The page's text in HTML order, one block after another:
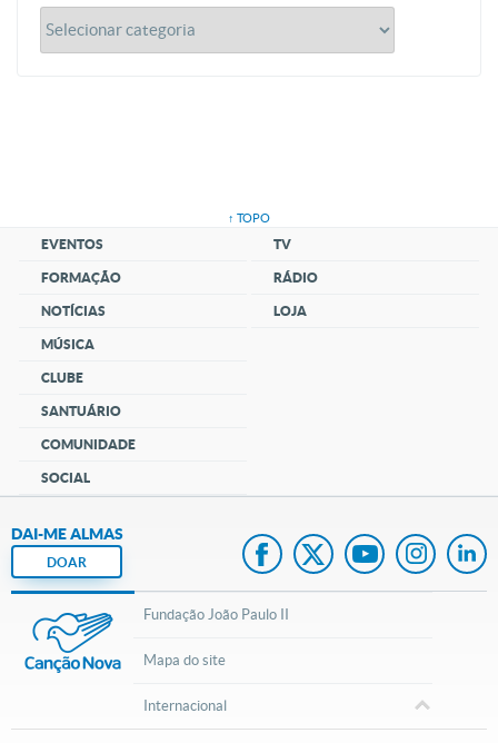
↑ TOPO
EVENTOS
FORMAÇÃO
NOTÍCIAS
MÚSICA
CLUBE
SANTUÁRIO
COMUNIDADE
SOCIAL
TV
RÁDIO
LOJA
DAI-ME ALMAS
DOAR
Fundação João Paulo II
Mapa do site
Internacional